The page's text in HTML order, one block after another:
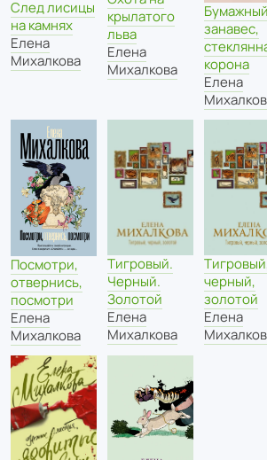
След лисицы
на камнях
Елена
Михалкова
крылатого
льва
Елена
Михалкова
Бумажный
занавес,
корона
Елена
Посмотри,
отвернись,
посмотри
Елена
Михалкова
Тигровый.
Черный.
Золотой
Елена
Михалкова
черный,
золотой
Елена